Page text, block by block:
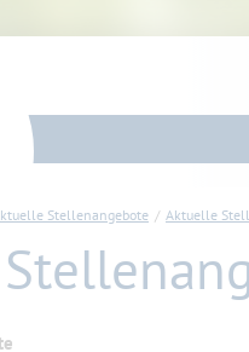
Stellenangebote Aktuelle